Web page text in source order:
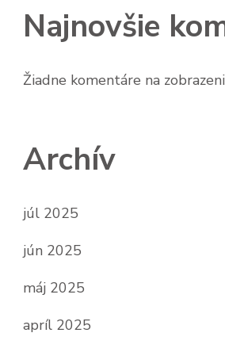
Najnovšie
Žiadne komentáre na
Archív
júl 2025
jún 2025
máj 2025
apríl 2025